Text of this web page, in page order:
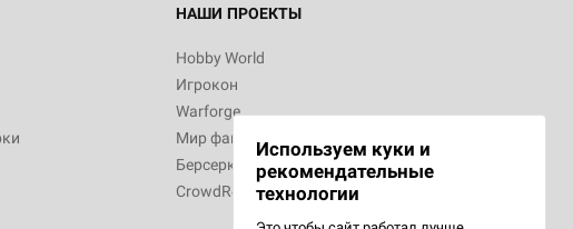
НАШИ ПРОЕКТЫ
Hobby World
Игрокон
Warforge
Мир фантастики
Берсерк
CrowdRepublic
Используем куки и
рекомендательные
технологии